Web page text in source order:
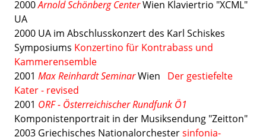
2000Arnold Schönberg CenterWien Klaviertrio "XCML"
UA
2000 UA im Abschlusskonzert des Karl Schiskes
Symposiums Konzertino für Kontrabass und
Kammerensemble
2001 Max Reinhardt SeminarWien Der gestiefelte
Kater - revised
2001 ORF - Österreichischer Rundfunk Ö1
Komponistenportrait in der Musiksendung "Zeitton"
2003 Griechisches Nationalorchestersinfonia-